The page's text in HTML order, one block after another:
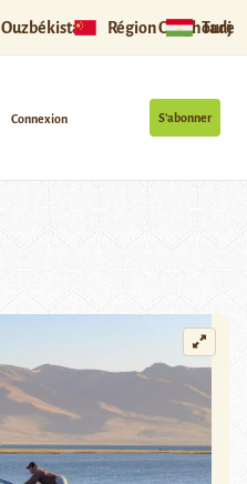
Ouzbékistan Région Ouïghoure
S’abonner
Connexion